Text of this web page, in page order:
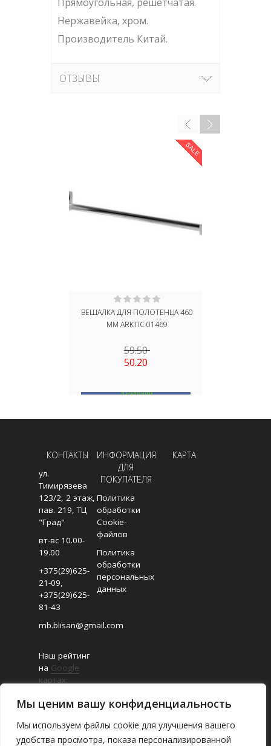
Мы ценим вашу конфиденциальность
Мы используем файлы cookie для улучшения вашего
удобства просмотра, показа персонализированной
Нержавейка, хром.
Производитель Китай.
ОТЗЫВЫ
ВЕШАЛКА ДЛЯ ПОЛОТЕНЦА 460
ММ ARKTIC 01469
59.50
50.20
В НАЛИЧИИ
КОНТАКТЫ
ул.
Тимирязева
123/2, 2 этаж,
пав. 219, ТЦ
"Град"
вт-вс 10.00-
19.00
+375(29)625-
21-09,
+375(29)625-
81-43
mb.blisan@gmail.com
Наш рейтинг
на Google
картах:
(Отзывов:18)
ИНФОРМАЦИЯ
ДЛЯ
ПОКУПАТЕЛЯ
Политика
обработки
Cookie-
файлов
Политика
обработки
персональных
данных
КАРТА